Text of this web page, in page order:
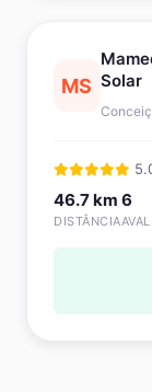
MS Solar
46.7 km
DISTÂNCIA
6